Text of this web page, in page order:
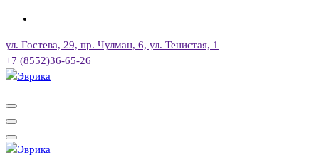
Перейти
содержимому
ул. Гостева, 29, пр. Чулман, 6, ул. Тенистая, 1
+7 (8552)36-65-26
Городской культурный центр, г. Набережные Челны